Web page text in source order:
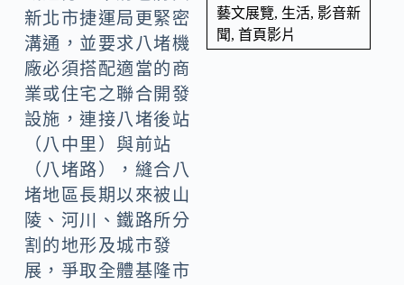
新北市捷運局更緊密
溝通，並要求八堵機
廠必須搭配適當的商
業或住宅之聯合開發
設施，連接八堵後站
（八中里）與前站
（八堵路），縫合八
堵地區長期以來被山
陵、河川、鐵路所分
割的地形及城市發
展，爭取全體基隆市
藝文展覽, 生活, 影音新
聞, 首頁影片